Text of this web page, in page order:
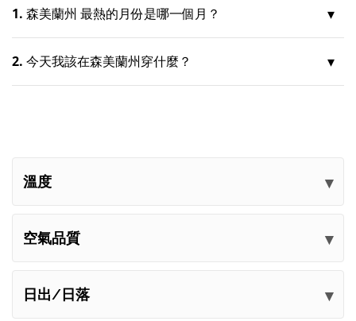
1. 森美蘭州 最熱的月份是哪一個月？
2. 今天我該在森美蘭州穿什麼？
溫度
空氣品質
日出/日落